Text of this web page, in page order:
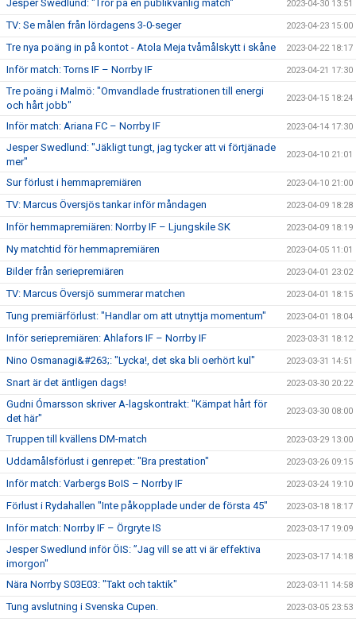
Jesper Swedlund: "Tror på en publikvänlig match" 2023-04-30 13:51
TV: Se målen från lördagens 3-0-seger 2023-04-23 15:00
Tre nya poäng in på kontot - Atola Meja tvåmålskytt i skåne 2023-04-22 18:17
Inför match: Torns IF – Norrby IF 2023-04-21 17:30
Tre poäng i Malmö: "Omvandlade frustrationen till energi
och hårt jobb"
2023-04-15 18:24
Inför match: Ariana FC – Norrby IF 2023-04-14 17:30
Jesper Swedlund: "Jäkligt tungt, jag tycker att vi förtjänade
mer"
2023-04-10 21:01
Sur förlust i hemmapremiären 2023-04-10 21:00
TV: Marcus Översjös tankar inför måndagen 2023-04-09 18:28
Inför hemmapremiären: Norrby IF – Ljungskile SK 2023-04-09 18:19
Ny matchtid för hemmapremiären 2023-04-05 11:01
Bilder från seriepremiären 2023-04-01 23:02
TV: Marcus Översjö summerar matchen 2023-04-01 18:15
Tung premiärförlust: "Handlar om att utnyttja momentum" 2023-04-01 18:04
Inför seriepremiären: Ahlafors IF – Norrby IF 2023-03-31 18:12
Nino Osmanagi&#263;: "Lycka!, det ska bli oerhört kul" 2023-03-31 14:51
Snart är det äntligen dags! 2023-03-30 20:22
Gudni Ómarsson skriver A-lagskontrakt: "Kämpat hårt för
det här"
2023-03-30 08:00
Truppen till kvällens DM-match 2023-03-29 13:00
Uddamålsförlust i genrepet: "Bra prestation" 2023-03-26 09:15
Inför match: Varbergs BoIS – Norrby IF 2023-03-24 19:10
Förlust i Rydahallen "Inte påkopplade under de första 45" 2023-03-18 18:17
Inför match: Norrby IF – Örgryte IS 2023-03-17 19:09
Jesper Swedlund inför ÖIS: ”Jag vill se att vi är effektiva
imorgon"
2023-03-17 14:18
Nära Norrby S03E03: "Takt och taktik" 2023-03-11 14:58
Tung avslutning i Svenska Cupen. 2023-03-05 23:53